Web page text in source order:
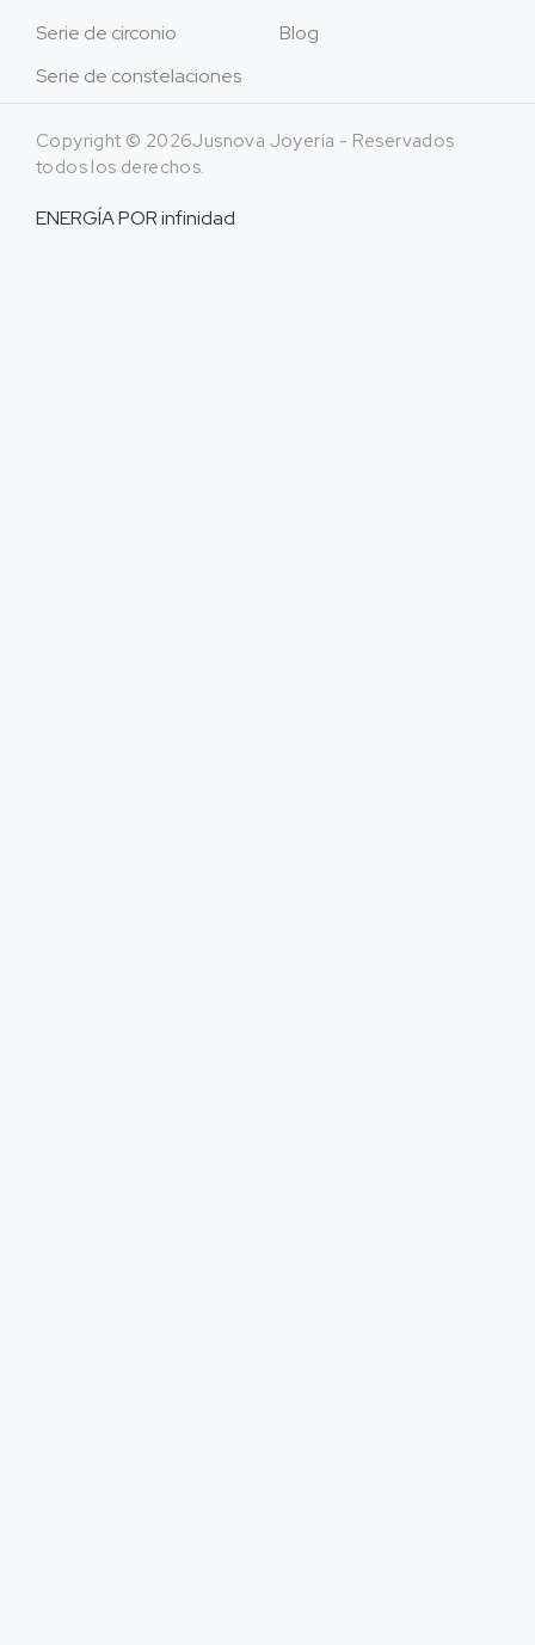
Serie de circonio
Serie de constelaciones
Blog
Copyright © 2026Jusnova Joyería - Reservados
todos los derechos.
ENERGÍA PORinfinidad